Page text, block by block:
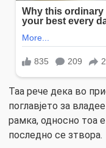
Таа рече дека во
поглавјето за
рамка, односно тоа
последно се зтвора.